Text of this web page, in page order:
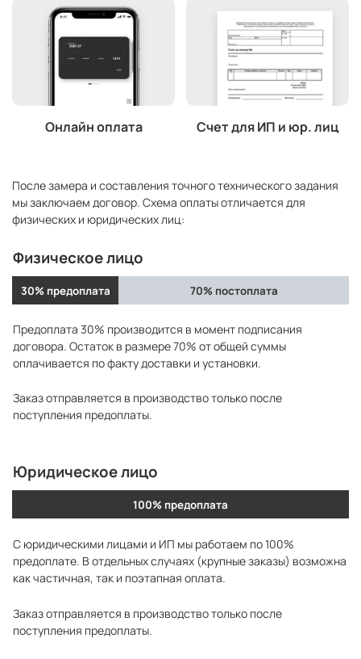
Онлайн оплата Счет для ИП и юр. лиц
После замера и составления точного технического задания
мы заключаем договор. Схема оплаты отличается для
физических и юридических лиц:
Физическое лицо
30% предоплата 70% постоплата
Предоплата 30% производится в момент подписания
договора. Остаток в размере 70% от общей суммы
оплачивается по факту доставки и установки.
Заказ отправляется в производство только после
поступления предоплаты.
Юридическое лицо
100% предоплата
С юридическими лицами и ИП мы работаем по 100%
предоплате. В отдельных случаях (крупные заказы) возможна
как частичная, так и поэтапная оплата.
Заказ отправляется в производство только после
поступления предоплаты.